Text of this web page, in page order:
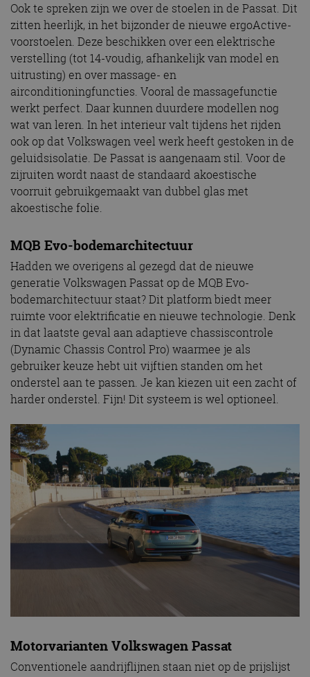
Ook te spreken zijn we over de stoelen in de Passat. Dit
zitten heerlijk, in het bijzonder de nieuwe ergoActive-
voorstoelen. Deze beschikken over een elektrische
verstelling (tot 14-voudig, afhankelijk van model en
uitrusting) en over massage- en
airconditioningfuncties. Vooral de massagefunctie
werkt perfect. Daar kunnen duurdere modellen nog
wat van leren. In het interieur valt tijdens het rijden
ook op dat Volkswagen veel werk heeft gestoken in de
geluidsisolatie. De Passat is aangenaam stil. Voor de
zijruiten wordt naast de standaard akoestische
voorruit gebruikgemaakt van dubbel glas met
akoestische folie.
MQB Evo-bodemarchitectuur
Hadden we overigens al gezegd dat de nieuwe
generatie Volkswagen Passat op de MQB Evo-
bodemarchitectuur staat? Dit platform biedt meer
ruimte voor elektrificatie en nieuwe technologie. Denk
in dat laatste geval aan adaptieve chassiscontrole
(Dynamic Chassis Control Pro) waarmee je als
gebruiker keuze hebt uit vijftien standen om het
onderstel aan te passen. Je kan kiezen uit een zacht of
harder onderstel. Fijn! Dit systeem is wel optioneel.
Motorvarianten Volkswagen Passat
Conventionele aandrijflijnen staan niet op de prijslijst